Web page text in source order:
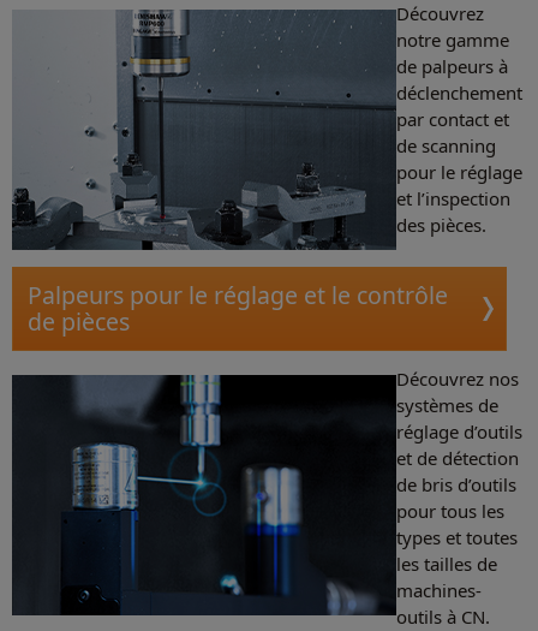
Découvrez
notre gamme
de palpeurs à
déclenchement
par contact et
de scanning
pour le réglage
et l’inspection
des pièces.
Palpeurs pour le réglage et le contrôle
de pièces
Découvrez nos
systèmes de
réglage d’outils
et de détection
de bris d’outils
pour tous les
types et toutes
les tailles de
machines-
outils à CN.